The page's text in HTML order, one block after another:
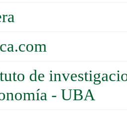
de
- UBA